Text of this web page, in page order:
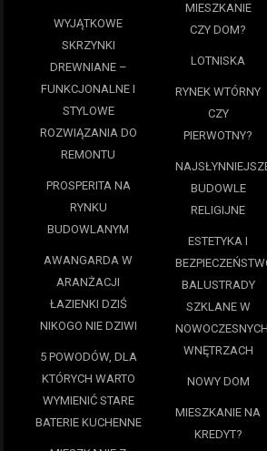
WYJĄTKOWE
SKRZYNKI
DREWNIANE –
FUNKCJONALNE I
STYLOWE
ROZWIĄZANIA DO
REMONTU
PROSPERITA NA
RYNKU
BUDOWLANYM
AWANGARDA W
ARANŻACJI
ŁAZIENKI DZIŚ
NIKOGO NIE DZIWI
5 POWODÓW, DLA
KTÓRYCH WARTO
WYMIENIĆ STARE
BATERIE KUCHENNE
MIESZKANIE
CZY DOM?
LOTNISKA
RYNEK WTÓRNY
CZY
PIERWOTNY?
BUDOWLE
RELIGIJNE
ESTETYKA I
BALUSTRADY
SZKLANE W
NOWOCZESNYCH
WNĘTRZACH
NOWY DOM
MIESZKANIE NA
KREDYT?